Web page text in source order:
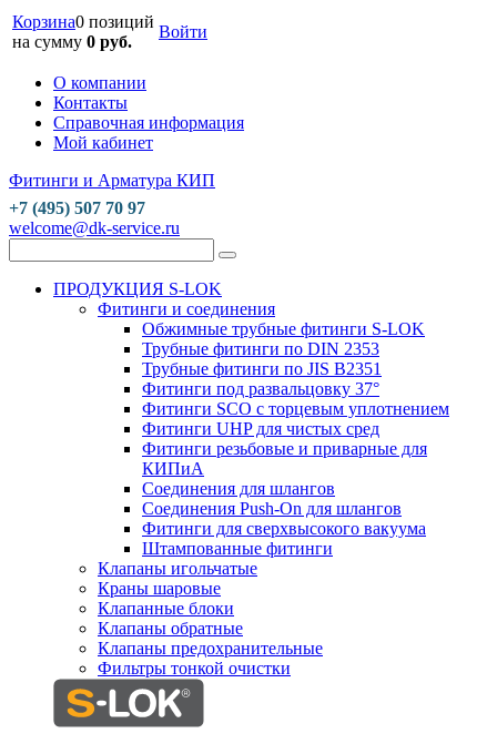
Корзина0 позиций
на сумму 0 руб.
Войти
О компании
Контакты
Справочная информация
Мой кабинет
Фитинги и Арматура КИП
+7 (495) 507 70 97
welcome@dk-service.ru
ПРОДУКЦИЯ S-LOK
Фитинги и соединения
Обжимные трубные фитинги S-LOK
Трубные фитинги по DIN 2353
Трубные фитинги по JIS B2351
Фитинги под развальцовку 37°
Фитинги SCO с торцевым уплотнением
Фитинги UHP для чистых сред
Фитинги резьбовые и приварные для
КИПиА
Соединения для шлангов
Соединения Push-On для шлангов
Фитинги для сверхвысокого вакуума
Штампованные фитинги
Клапаны игольчатые
Краны шаровые
Клапанные блоки
Клапаны обратные
Клапаны предохранительные
Фильтры тонкой очистки